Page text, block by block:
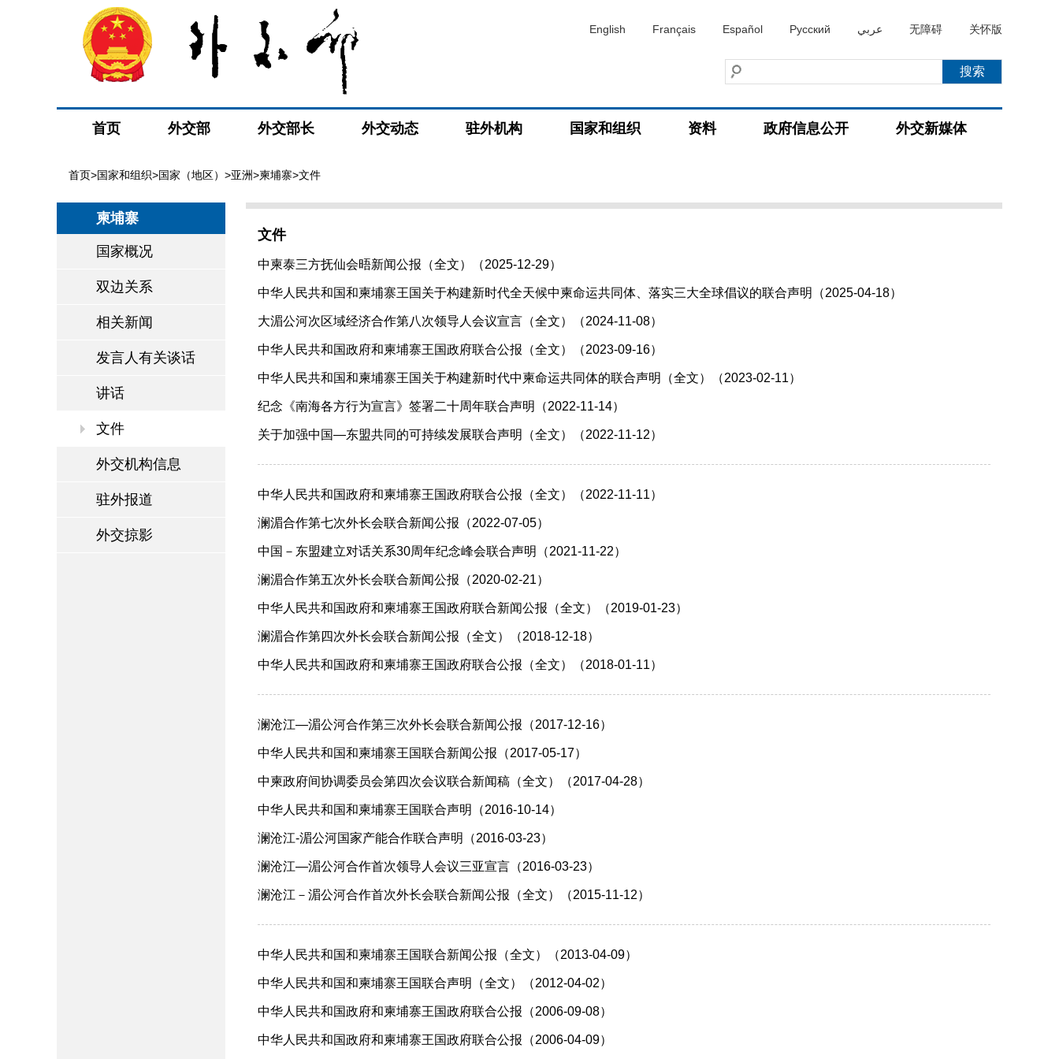
English Français Español Русский عربي 无障碍 关怀版
首页 外交部 外交部长 外交动态 驻外机构 国家和组织 资料 政府信息公开 外交新媒体
首页>国家和组织>国家（地区） >亚洲>柬埔寨>文件
柬埔寨
国家概况
双边关系
相关新闻
发言人有关谈话
讲话
文件
外交机构信息
驻外报道
外交掠影
文件
中柬泰三方抚仙会晤新闻公报（全文）（2025-12-29）
中华人民共和国和柬埔寨王国关于构建新时代全天候中柬命运共同体、落实三大全球倡议的联合声明（2025-04-18）
大湄公河次区域经济合作第八次领导人会议宣言（全文）（2024-11-08）
中华人民共和国政府和柬埔寨王国政府联合公报（全文）（2023-09-16）
中华人民共和国和柬埔寨王国关于构建新时代中柬命运共同体的联合声明（全文）（2023-02-11）
纪念《南海各方行为宣言》签署二十周年联合声明（2022-11-14）
关于加强中国—东盟共同的可持续发展联合声明（全文）（2022-11-12）
中华人民共和国政府和柬埔寨王国政府联合公报（全文）（2022-11-11）
澜湄合作第七次外长会联合新闻公报（2022-07-05）
中国－东盟建立对话关系30周年纪念峰会联合声明（2021-11-22）
澜湄合作第五次外长会联合新闻公报（2020-02-21）
中华人民共和国政府和柬埔寨王国政府联合新闻公报（全文）（2019-01-23）
澜湄合作第四次外长会联合新闻公报（全文）（2018-12-18）
中华人民共和国政府和柬埔寨王国政府联合公报（全文）（2018-01-11）
澜沧江—湄公河合作第三次外长会联合新闻公报（2017-12-16）
中华人民共和国和柬埔寨王国联合新闻公报（2017-05-17）
中柬政府间协调委员会第四次会议联合新闻稿（全文）（2017-04-28）
中华人民共和国和柬埔寨王国联合声明（2016-10-14）
澜沧江-湄公河国家产能合作联合声明（2016-03-23）
澜沧江—湄公河合作首次领导人会议三亚宣言（2016-03-23）
澜沧江－湄公河合作首次外长会联合新闻公报（全文）（2015-11-12）
中华人民共和国和柬埔寨王国联合新闻公报（全文）（2013-04-09）
中华人民共和国和柬埔寨王国联合声明（全文）（2012-04-02）
中华人民共和国政府和柬埔寨王国政府联合公报（2006-09-08）
中华人民共和国政府和柬埔寨王国政府联合公报（2006-04-09）